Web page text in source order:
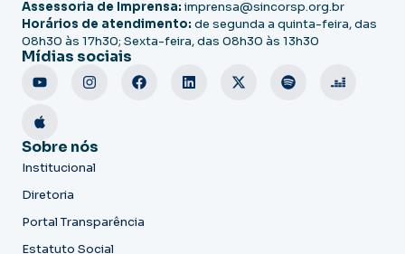
Assessoria de Imprensa: imprensa@sincorsp.org.br
Horários de atendimento: de segunda a quinta-feira, das
08h30 às 17h30; Sexta-feira, das 08h30 às 13h30
Mídias sociais
Sobre nós
Institucional
Diretoria
Portal Transparência
Estatuto Social